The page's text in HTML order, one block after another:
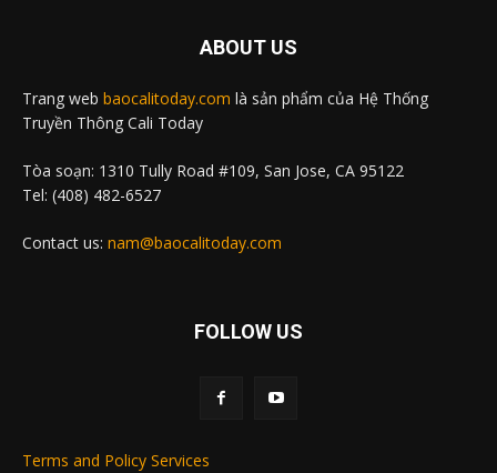
ABOUT US
Trang web baocalitoday.com là sản phẩm của Hệ Thống
Truyền Thông Cali Today
Tòa soạn: 1310 Tully Road #109, San Jose, CA 95122
Tel: (408) 482-6527
Contact us: nam@baocalitoday.com
FOLLOW US
Terms and Policy Services